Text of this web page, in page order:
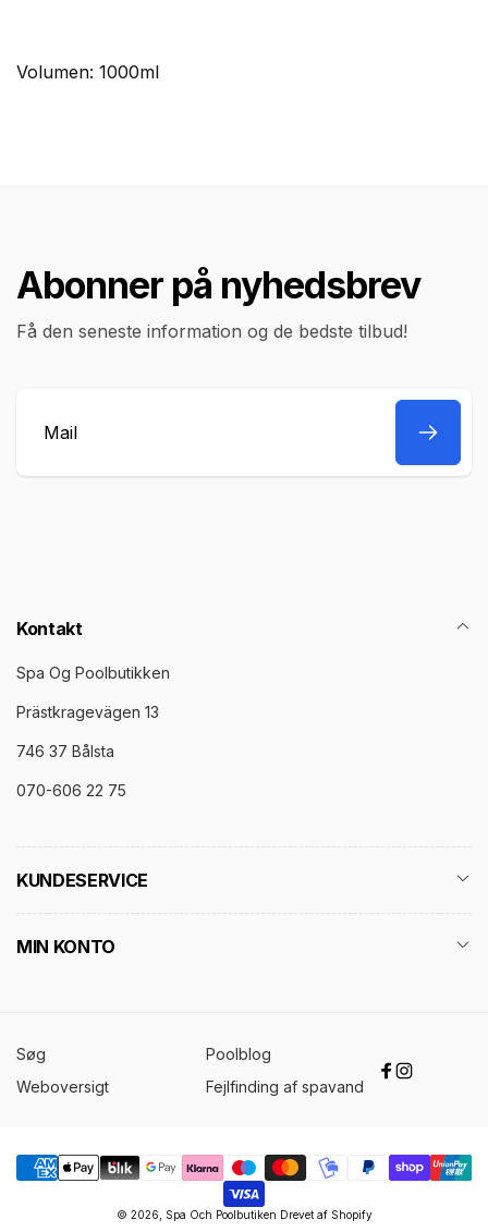
Volumen: 1000ml
Abonner på nyhedsbrev
Få den seneste information og de bedste tilbud!
Mail
Kontakt
Spa Og Poolbutikken
Prästkragevägen 13
746 37 Bålsta
070-606 22 75
KUNDESERVICE
MIN KONTO
Søg
Poolblog
Weboversigt
Fejlfinding af spavand Facebook
Instagram
Betalingsmetoder
© 2026, Spa Och Poolbutiken Drevet af Shopify